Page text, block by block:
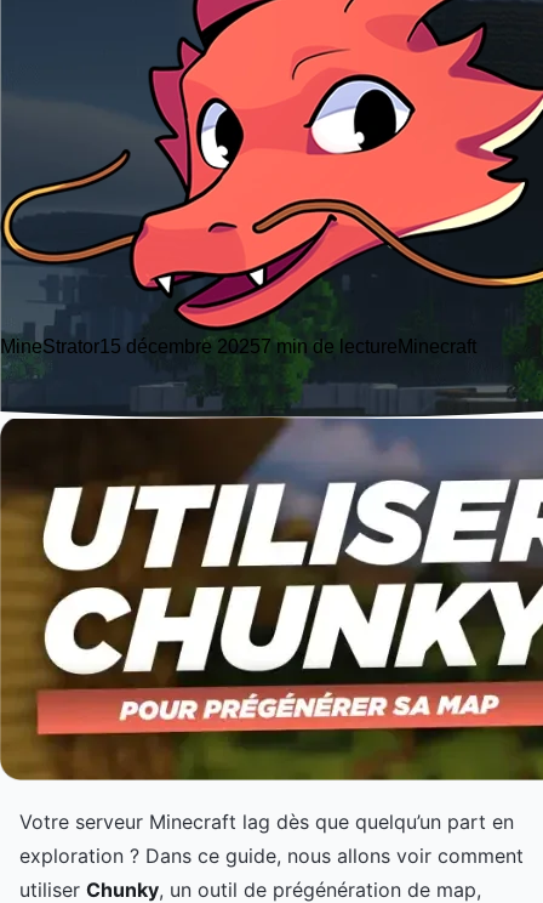
MineStrator15 décembre 20257 min de lecture Minecraft
Votre serveur Minecraft lag dès que quelqu’un part en
exploration ? Dans ce guide, nous allons voir comment
utiliser Chunky, un outil de prégénération de map,